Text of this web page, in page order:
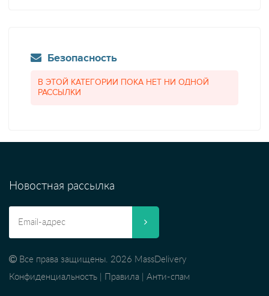
Безопасность
В ЭТОЙ КАТЕГОРИИ ПОКА НЕТ НИ ОДНОЙ
РАССЫЛКИ
Новостная рассылка
Все права защищены. 2026 MassDelivery
Конфиденциальность
Правила Анти-спам